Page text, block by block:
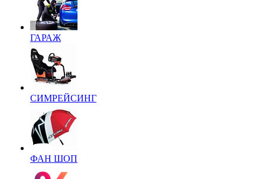
ГАРАЖ
СИМРЕЙСИНГ
ФАН ШОП